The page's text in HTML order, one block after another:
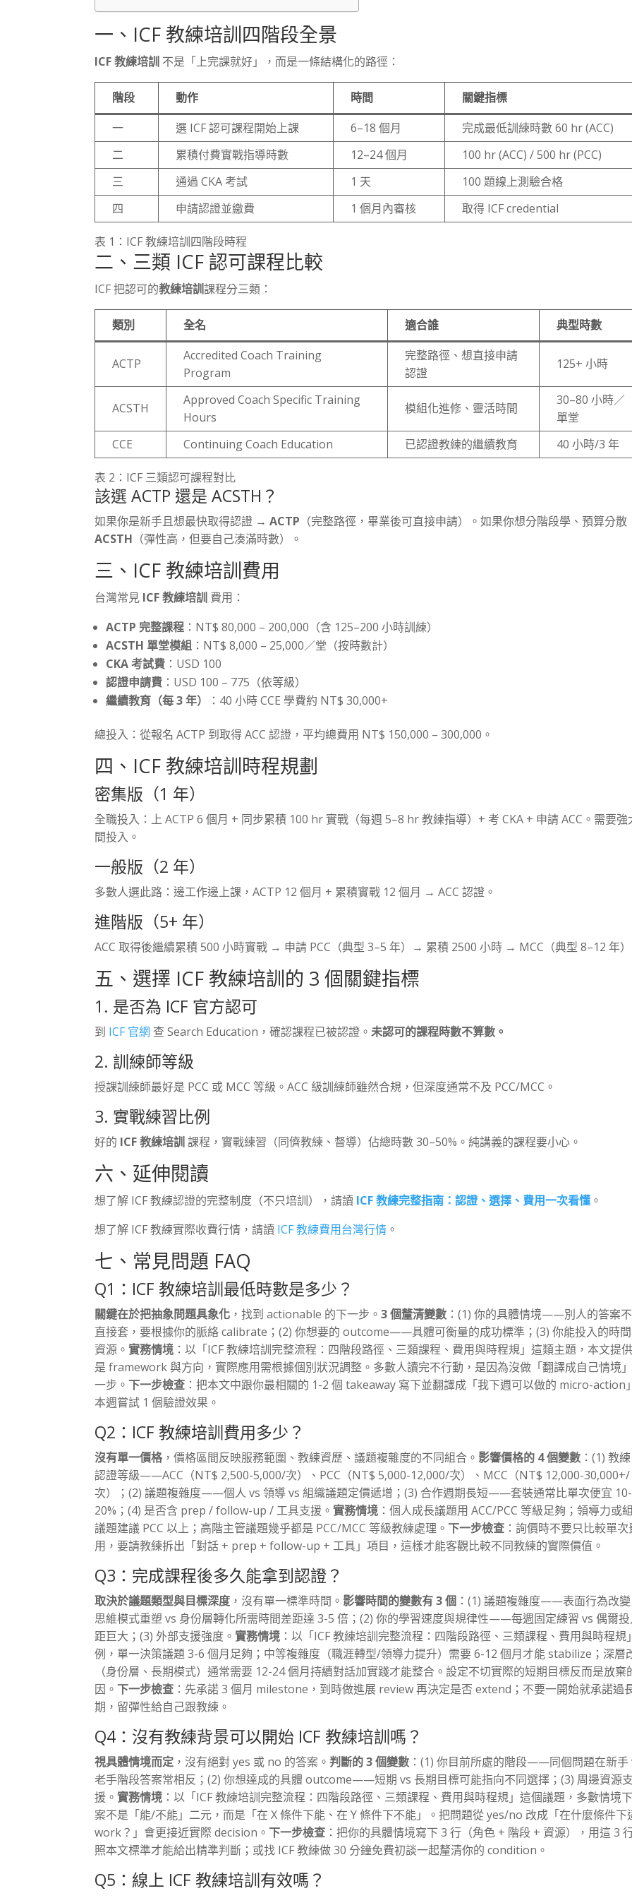
一、ICF 教練培訓四階段全景
ICF 教練培訓 不是「上完課就好」，而是一條結構化的路徑：
階段 動作 時間
關鍵指標
一
選 ICF 認可課程開始上課 6–18 個月
完成最低訓練時數 60 hr (ACC)
二
累積付費實戰指導時數 12–24 個月
100 hr (ACC) / 500 hr (PCC)
三
通過 CKA 考試 1 天
100 題線上測驗合格
四
申請認證並繳費 1 個月內審核 取得 ICF credential
表 1：ICF 教練培訓四階段時程
二、三類 ICF 認可課程比較
ICF 把認可的教練培訓課程分三類：
類別 全名 適合誰 典型時數
ACTP
Accredited Coach Training
Program
完整路徑、想直接申請
認證
125+ 小時
ACSTH
Approved Coach Specific Training
Hours
模組化進修、靈活時間
30–80 小時／
單堂
CCE
Continuing Coach Education 已認證教練的繼續教育 40 小時/3 年
表 2：ICF 三類認可課程對比
該選 ACTP 還是 ACSTH？
如果你是新手且想最快取得認證 →ACTP （完整路徑，畢業後可直接申請）。如果你想分階段學、預算分
ACSTH （彈性高，但要自己湊滿時數）。
三、ICF 教練培訓費用
台灣常見 ICF 教練培訓 費用：
ACTP 完整課程 ：NT$ 80,000 – 200,000（含 125–200 小時訓練）
ACSTH 單堂模組 ：NT$ 8,000 – 25,000／堂（按時數計）
CKA 考試費 ：USD 100
認證申請費 ：USD 100 – 775（依等級）
繼續教育（每 3 年）
：40 小時 CCE 學費約 NT$ 30,000+
總投入：從報名 ACTP 到取得 ACC 認證，平均總費用 NT$ 150,000 – 300,000。
四、ICF 教練培訓時程規劃
密集版（1 年）
全職投入：上 ACTP 6 個月 + 同步累積 100 hr 實戰（每週 5–8 hr 教練指導）+ 考 CKA + 申請 ACC。需要強
間投入。
一般版（2 年）
多數人選此路：邊工作邊上課，ACTP 12 個月 + 累積實戰 12 個月 → ACC 認證。
進階版（5+ 年）
ACC 取得後繼續累積 500 小時實戰 → 申請 PCC（典型 3–5 年）→ 累積 2500 小時 → MCC（典型 8–12 年）
五、選擇 ICF 教練培訓的 3 個關鍵指標
1. 是否為 ICF 官方認可
到 ICF 官網 查 Search Education，確認課程已被認證。未認可的課程時數不算數。
2. 訓練師等級
授課訓練師最好是 PCC 或 MCC 等級。ACC 級訓練師雖然合規，但深度通常不及 PCC/MCC。
3. 實戰練習比例
好的 ICF 教練培訓 課程，實戰練習（同儕教練、督導）佔總時數 30–50%。純講義的課程要小心。
六、延伸閱讀
想了解 ICF 教練認證的完整制度（不只培訓），請讀 ICF 教練完整指南：認證、選擇、費用一次看懂 。
想了解 ICF 教練實際收費行情，請讀 ICF 教練費用台灣行情 。
七、常見問題 FAQ
Q1：ICF 教練培訓最低時數是多少？
關鍵在於把抽象問題具象化 ，找到 actionable 的下一步。3 個釐清變數 ：(1) 你的具體情境——別人的答案
直接套，要根據你的脈絡 calibrate；(2) 你想要的 outcome——具體可衡量的成功標準；(3) 你能投入的時
資源。實務情境 ：以「ICF 教練培訓完整流程：四階段路徑、三類課程、費用與時程規」這類主題，本文提
是 framework 與方向，實際應用需根據個別狀況調整。多數人讀完不行動，是因為沒做「翻譯成自己情境
一步。 下一步檢查 ：把本文中跟你最相關的 1-2 個 takeaway 寫下並翻譯成「我下週可以做的 micro-action
本週嘗試 1 個驗證效果。
Q2：ICF 教練培訓費用多少？
沒有單一價格，價格區間反映服務範圍、教練資歷、議題複雜度的不同組合。 影響價格的 4 個變數 ：(1) 教
認證等級——ACC（NT$ 2,500-5,000/次）、PCC（NT$ 5,000-12,000/次）、MCC（NT$ 12,000-30,000+/
次）；(2) 議題複雜度——個人 vs 領導 vs 組織議題定價遞增；(3) 合作週期長短——套裝通常比單次便宜 10-
20%；(4) 是否含 prep / follow-up / 工具支援。實務情境 ：個人成長議題用 ACC/PCC 等級足夠；領導力或
議題建議 PCC 以上；高階主管議題幾乎都是 PCC/MCC 等級教練處理。 下一步檢查 ：詢價時不要只比較單次
用，要請教練拆出「對話 + prep + follow-up + 工具」項目，這樣才能客觀比較不同教練的實際價值。
Q3：完成課程後多久能拿到認證？
取決於議題類型與目標深度 ，沒有單一標準時間。 影響時間的變數有 3 個 ：(1) 議題複雜度——表面行為改
思維模式重塑 vs 身份層轉化所需時間差距達 3-5 倍；(2) 你的學習速度與規律性——每週固定練習 vs 偶爾投
距巨大；(3) 外部支援強度。實務情境 ：以「ICF 教練培訓完整流程：四階段路徑、三類課程、費用與時程規
例，單一決策議題 3-6 個月足夠；中等複雜度（職涯轉型/領導力提升）需要 6-12 個月才能 stabilize；深層
（身份層、長期模式）通常需要 12-24 個月持續對話加實踐才能整合。設定不切實際的短期目標反而是放棄
因。 下一步檢查 ：先承諾 3 個月 milestone，到時做進展 review 再決定是否 extend；不要一開始就承諾過
期，留彈性給自己跟教練。
Q4：沒有教練背景可以開始 ICF 教練培訓嗎？
視具體情境而定 ，沒有絕對 yes 或 no 的答案。判斷的 3 個變數 ：(1) 你目前所處的階段——同個問題在新手
老手階段答案常相反；(2) 你想達成的具體 outcome——短期 vs 長期目標可能指向不同選擇；(3) 周邊資源支
援。實務情境 ：以「ICF 教練培訓完整流程：四階段路徑、三類課程、費用與時程規」這個議題，多數情境
案不是「能/不能」二元，而是「在 X 條件下能、在 Y 條件下不能」。把問題從 yes/no 改成「在什麼條件下
work？」會更接近實際 decision。 下一步檢查 ：把你的具體情境寫下 3 行（角色 + 階段 + 資源），用這 3
照本文標準才能給出精準判斷；或找 ICF 教練做 30 分鐘免費初談一起釐清你的 condition。
Q5：線上 ICF 教練培訓有效嗎？